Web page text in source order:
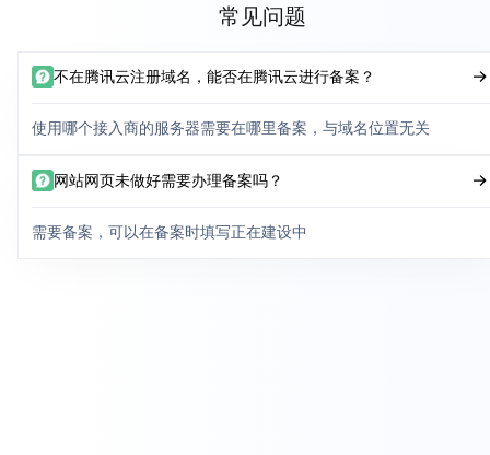
常见问题
不在腾讯云注册域名，能否在腾讯云进行备案？
使用哪个接入商的服务器需要在哪里备案，与域名位置无关
网站网页未做好需要办理备案吗？
需要备案，可以在备案时填写正在建设中